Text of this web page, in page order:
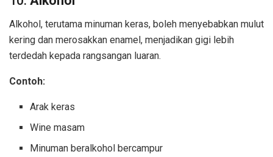
Alkohol, terutama minuman keras, boleh menyebabkan mulut
kering dan merosakkan enamel, menjadikan gigi lebih
terdedah kepada rangsangan luaran.
Contoh:
Arak keras
Wine masam
Minuman beralkohol bercampur